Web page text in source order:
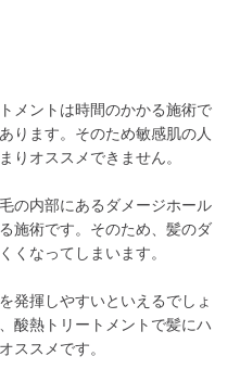
メントは時間のかかる施術で
ります。そのため敏感肌の人
りオススメできません。
の内部にあるダメージホール
施術です。そのため、髪のダ
くなってしまいます。
発揮しやすいといえるでしょ
酸熱トリートメントで髪にハ
ススメです。